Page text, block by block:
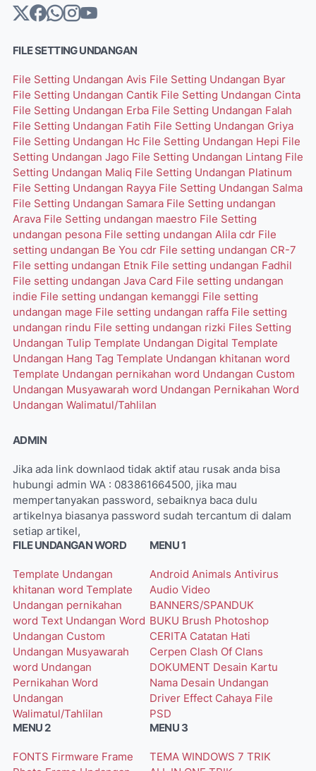
FILE SETTING UNDANGAN
File Setting Undangan Avis File Setting Undangan Byar
File Setting Undangan Cantik File Setting Undangan Cinta
File Setting Undangan Erba File Setting Undangan Falah
File Setting Undangan Fatih File Setting Undangan Griya
File Setting Undangan Hc File Setting Undangan Hepi File
Setting Undangan Jago File Setting Undangan Lintang File
Setting Undangan Maliq File Setting Undangan Platinum
File Setting Undangan Rayya File Setting Undangan Salma
File Setting Undangan Samara File Setting undangan
Arava File Setting undangan maestro File Setting
undangan pesona File setting undangan Alila cdr File
setting undangan Be You cdr File setting undangan CR-7
File setting undangan Etnik File setting undangan Fadhil
File setting undangan Java Card File setting undangan
indie File setting undangan kemanggi File setting
undangan mage File setting undangan raffa File setting
undangan rindu File setting undangan rizki Files Setting
Undangan Tulip Template Undangan Digital Template
Undangan Hang Tag Template Undangan khitanan word
Template Undangan pernikahan word Undangan Custom
Undangan Musyawarah word Undangan Pernikahan Word
Undangan Walimatul/Tahlilan
ADMIN
Jika ada link downlaod tidak aktif atau rusak anda bisa
hubungi admin WA : 083861664500, jika mau
mempertanyakan password, sebaiknya baca dulu
artikelnya biasanya password sudah tercantum di dalam
setiap artikel,
FILE UNDANGAN WORD
Template Undangan
khitanan word Template
Undangan pernikahan
word Text Undangan Word
Undangan Custom
Undangan Musyawarah
word Undangan
Pernikahan Word
Undangan
Walimatul/Tahlilan
MENU 1
Android Animals Antivirus
Audio Video
BANNERS/SPANDUK
BUKU Brush Photoshop
CERITA Catatan Hati
Cerpen Clash Of Clans
DOKUMENT Desain Kartu
Nama Desain Undangan
Driver Effect Cahaya File
PSD
MENU 2
FONTS Firmware Frame
MENU 3
TEMA WINDOWS 7 TRIK